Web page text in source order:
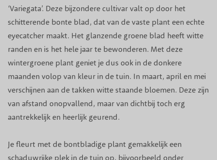
‘Variegata’. Deze bijzondere cultivar valt op door het
schitterende bonte blad, dat van de vaste plant een echte
eyecatcher maakt. Het glanzende groene blad heeft witte
randen en is het hele jaar te bewonderen. Met deze
wintergroene plant geniet je dus ook in de donkere
maanden volop van kleur in de tuin. In maart, april en mei
verschijnen aan de takken witte staande bloemen. Deze zijn
van afstand onopvallend, maar van dichtbij toch erg
aantrekkelijk en heerlijk geurend.
Je fleurt met de bontbladige plant gemakkelijk een
schaduwrijke plek in de tuin op, bijvoorbeeld onder
Winterhardheid Goed winterhard
Planttijd Jaarrond (behalve bij vorst)
Biodiversiteit Trekt bijen & vlinders aan
Aantal per m2
Voeding Organische meststof
Geschikt voor Bodembedekker / border / in pot